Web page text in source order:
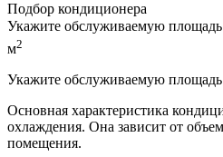
Подбор кондиционера
Укажите обслуживаемую
м2
Укажите обслуживаемую
Основная характеристика
охлаждения. Она зависит от
помещения.